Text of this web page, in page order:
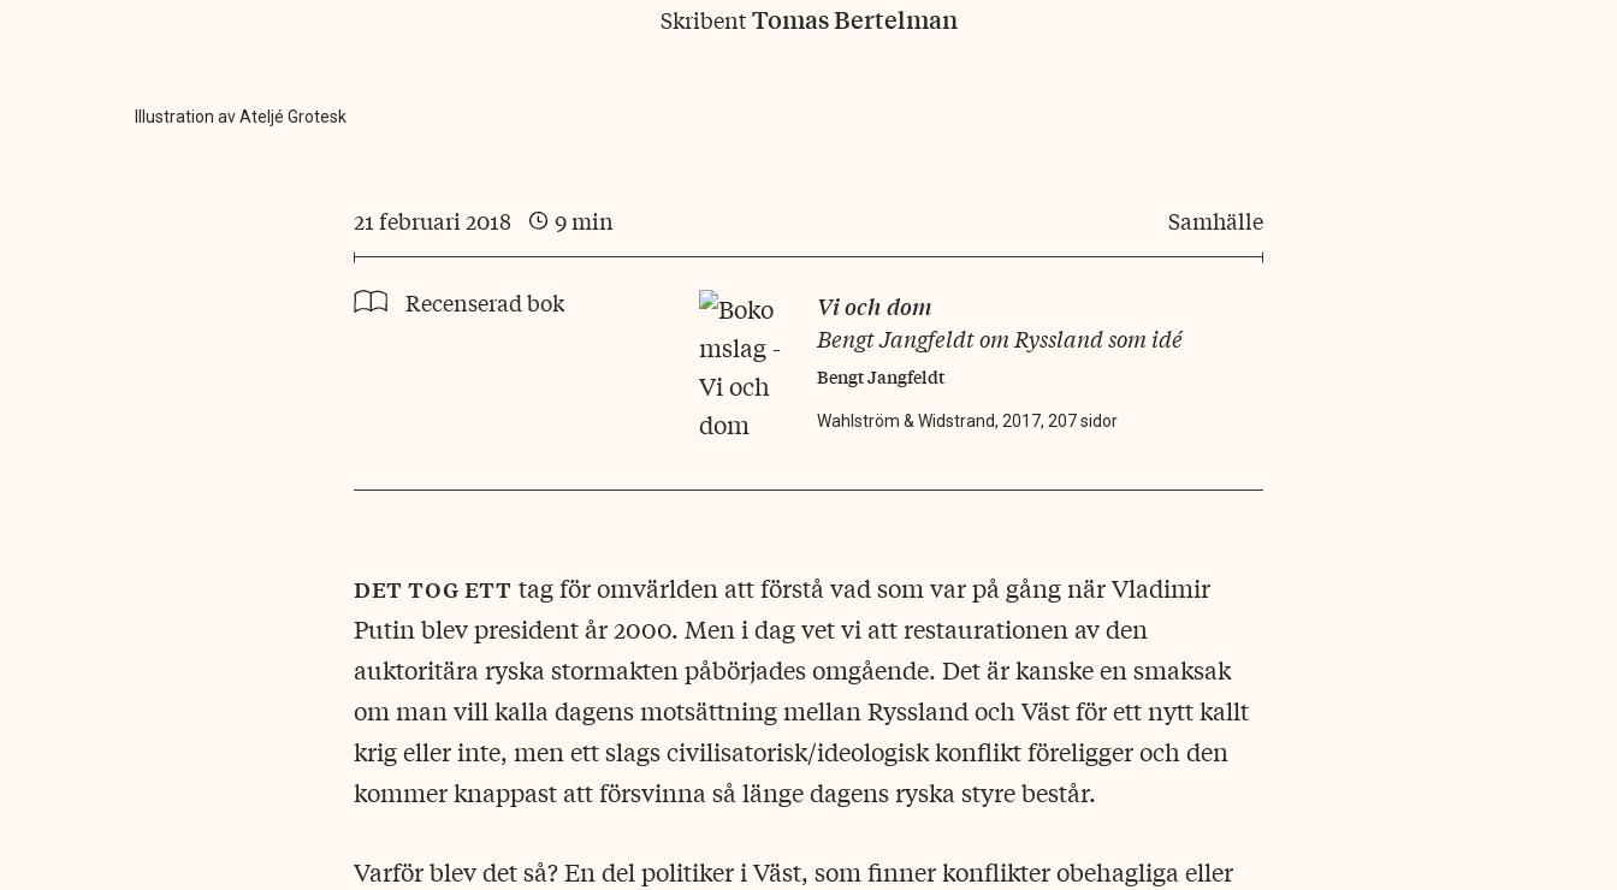
SkribentTomas Bertelman
Illustration av Ateljé Grotesk
21 februari 2018 9 min Samhälle
Recenserad bok Vi och dom
Bengt Jangfeldt om Ryssland som idé
Bengt Jangfeldt
Wahlström & Widstrand, 2017, 207 sidor
det tog ett tag för omvärlden att förstå vad som var på gång när Vladimir
Putin blev president år 2000. Men i dag vet vi att restaurationen av den
auktoritära ryska stormakten påbörjades omgående. Det är kanske en smaksak
om man vill kalla dagens motsättning mellan Ryssland och Väst för ett nytt kallt
krig eller inte, men ett slags civilisatorisk/ideologisk konflikt föreligger och den
kommer knappast att försvinna så länge dagens ryska styre består.
Varför blev det så? En del politiker i Väst, som finner konflikter obehagliga eller